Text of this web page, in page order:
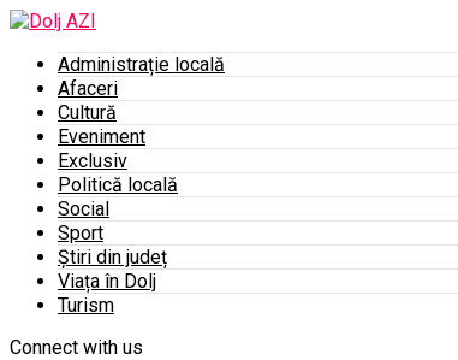
Administrație locală
Afaceri
Cultură
Eveniment
Exclusiv
Politică locală
Social
Sport
Știri din județ
Viața în Dolj
Turism
Connect with us